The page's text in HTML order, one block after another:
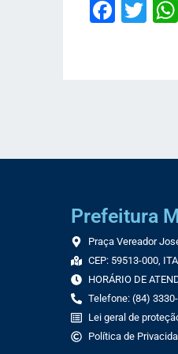
Prefeitura
Praça Vereador
CEP: 59513-000,
HORÁRIO DE
Telefone: (84)
Lei geral de
Política de